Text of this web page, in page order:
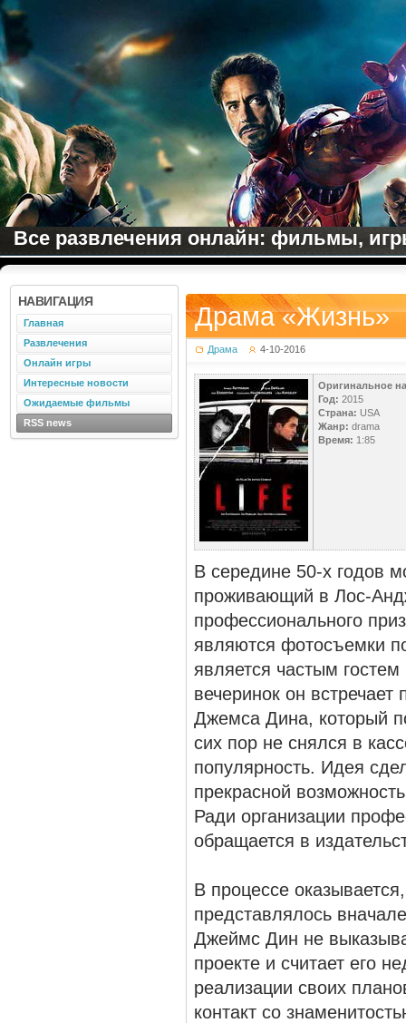
Все развлечения онлайн: фильмы,
Драма «Жизнь»
Драма 4-10-2016
Оригинальное
Год: 2015
Страна: USA
Жанр: drama
Время: 1:85
В середине 50-х годов
проживающий в Лос-
профессионального
являются фотосъемки
является частым
вечеринок он встречает
Джемса Дина, который
сих пор не снялся в
популярность. Идея
прекрасной
Ради организации
обращается в
В процессе
представлялось
Джеймс Дин не
проекте и считает его
реализации своих
контакт со
НАВИГАЦИЯ
Главная
Развлечения
Онлайн игры
Интересные новости
Ожидаемые фильмы
RSS news